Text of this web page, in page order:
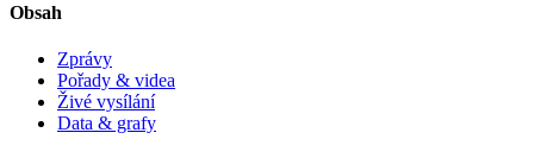
Obsah
Zprávy
Pořady & videa
Živé vysílání
Data & grafy